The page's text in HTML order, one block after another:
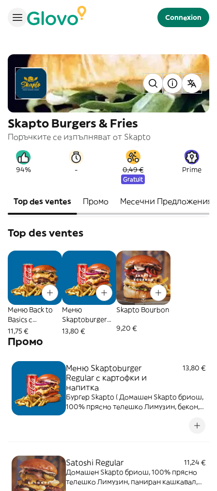
Connexion
Skapto Burgers & Fries
Поръчките се изпълняват от Skapto
94% - 0,49 €
Gratuit
Prime
Top des ventes Промо Месечни Предложения
Top des ventes
Меню Back to
Basics с
картофки и
напитка
11,75 €
Меню
Skaptoburger
Regular с
13,80 €
Skapto Bourbon
9,20 €
Промо
Меню Skaptoburger
Regular с картофки и
напитка
13,80 €
Бургер Skapto ( Домашен Skapto бриош,
100% прясно телешко Лимузин, бекон,
Satoshi Regular
11,24 €
Домашен Skapto бриош, 100% прясно
телешко Лимузин, паниран кашкавал,